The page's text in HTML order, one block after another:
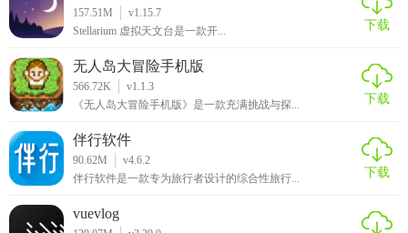
157.51M
v1.15.7
Stellarium 虚拟天文台是一款开...
下载
无人岛大冒险手机版
566.72K
v1.1.3
《无人岛大冒险手机版》是一款充满挑战与探...
下载
伴行软件
90.62M
v4.6.2
伴行软件是一款专为旅行者设计的综合性旅行...
下载
vuevlog